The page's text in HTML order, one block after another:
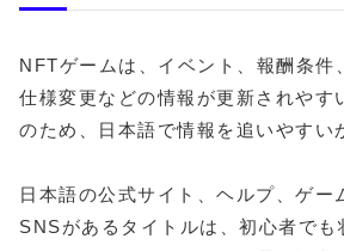
NFTゲームは、イベント、報酬条件
仕様変更などの情報が更新されやす
のため、日本語で情報を追いやすい
日本語の公式サイト、ヘルプ、ゲー
SNSがあるタイトルは、初心者でも